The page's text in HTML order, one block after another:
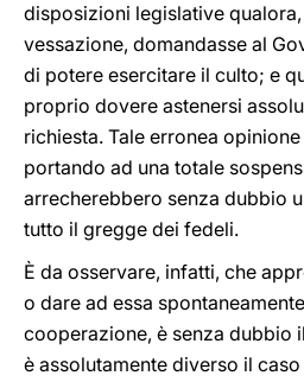
disposizioni legislative
vessazione, domandasse al
di potere esercitare il culto; e
proprio dovere astenersi
richiesta. Tale erronea
portando ad una totale
arrecherebbero senza dubbio
tutto il gregge dei fedeli.
È da osservare, infatti, che
o dare ad essa
cooperazione, è senza dubbio
è assolutamente diverso il